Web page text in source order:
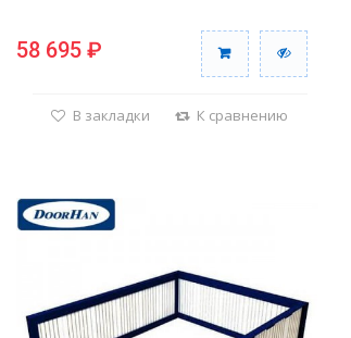
58 695 ₽
В закладки К сравнению